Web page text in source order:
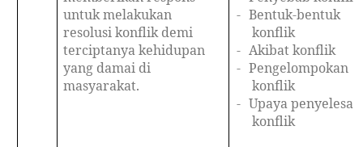
untuk melakukan
resolusi konflik demi
terciptanya kehidupan
yang damai di
masyarakat.
- Bentuk-bentuk
konflik
- Akibat konflik
- Pengelompokan
konflik
- Upaya
konflik